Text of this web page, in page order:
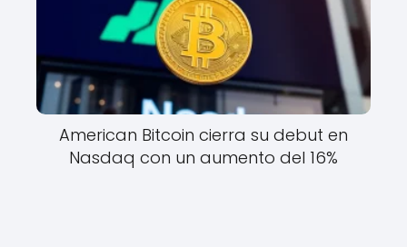
American Bitcoin cierra su debut en
Nasdaq con un aumento del 16%